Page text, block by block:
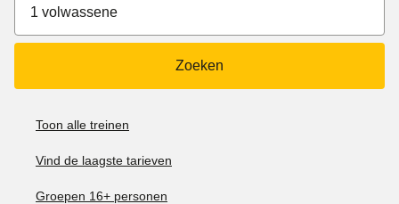
1 volwassene
Zoeken
Toon alle treinen
Vind de laagste tarieven
Groepen 16+ personen